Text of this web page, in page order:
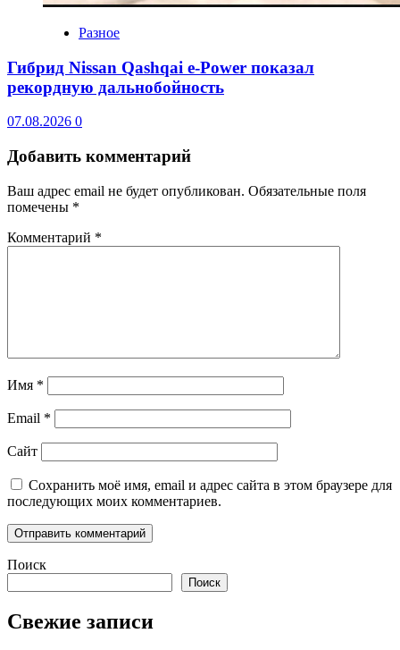
Разное
Гибрид Nissan Qashqai e-Power показал
рекордную дальнобойность
07.08.2026 0
Добавить комментарий
Ваш адрес email не будет опубликован. Обязательные поля
помечены *
Комментарий *
Имя *
Email *
Сайт
Сохранить моё имя, email и адрес сайта в этом браузере для
последующих моих комментариев.
Поиск
Поиск
Свежие записи